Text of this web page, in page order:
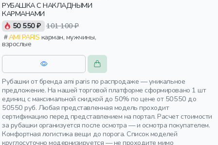
РУБАШКА С НАКЛАДНЫМИ
КАРМАНАМИ
50 550 ₽ 101 100 ₽
AMI PARIS
взрослые
Рубашки от бренда ami paris по распродаже — уникальное
предложение. На нашей торговой платформе сформировано 1 шт
единиц с максимальной скидкой до 50% по цене от 50550 до
50550 руб. Любая представленная модель проходит
сертификацию перед представлением на портал. Расчет стоимости
за рубашки организуется после осмотра — и осмотра покупателем.
Комфортная логистика вещи до порога. Список моделей
круглосуточно модернизируется — не проходите мимо